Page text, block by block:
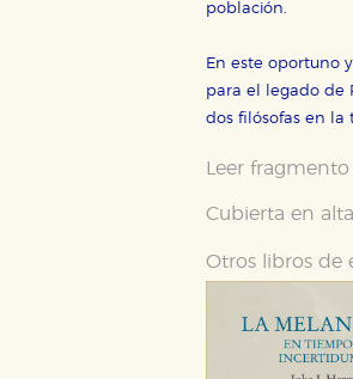
población.
En este oportuno
para el legado de
dos filósofas en la
Leer fragmento
Cubierta en
Otros libros de
Cookies
tanto,
Estas
otros
Puede